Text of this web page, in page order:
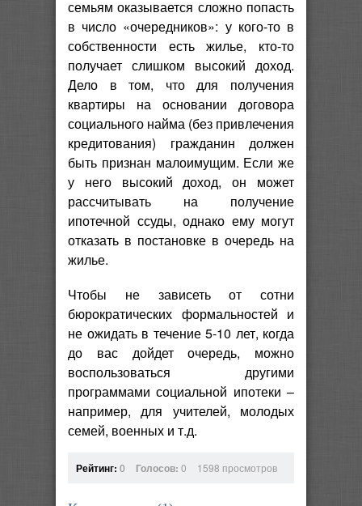
семьям оказывается сложно попасть
в число «очередников»: у кого-то в
собственности есть жилье, кто-то
получает слишком высокий доход.
Дело в том, что для получения
квартиры на основании договора
социального найма (без привлечения
кредитования) гражданин должен
быть признан малоимущим. Если же
у него высокий доход, он может
рассчитывать на получение
ипотечной ссуды, однако ему могут
отказать в постановке в очередь на
жилье.
Чтобы не зависеть от сотни
бюрократических формальностей и
не ожидать в течение 5-10 лет, когда
до вас дойдет очередь, можно
воспользоваться другими
программами социальной ипотеки –
например, для учителей, молодых
семей, военных и т.д.
Рейтинг: 0 Голосов: 0 1598 просмотров